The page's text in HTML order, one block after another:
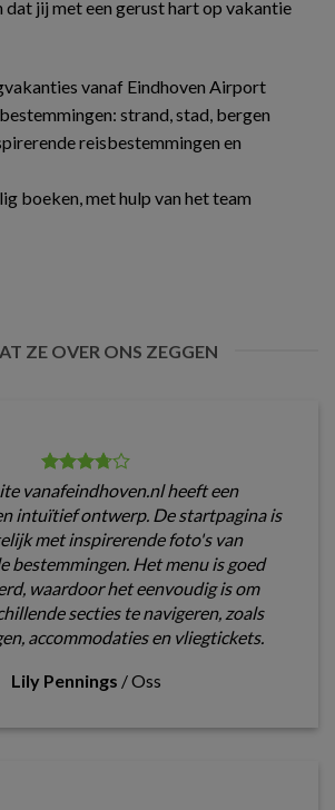
jij met een gerust hart op vakantie
vanaf Eindhoven Airport
strand, stad, bergen
reisbestemmingen en
boeken, met hulp van het team
ZE OVER ONS ZEGGEN
vanafeindhoven.nl heeft een
intuïtief ontwerp. De startpagina is
met inspirerende foto's van
bestemmingen. Het menu is goed
waardoor het eenvoudig is om
secties te navigeren, zoals
accommodaties en vliegtickets.
Lily Pennings /Oss